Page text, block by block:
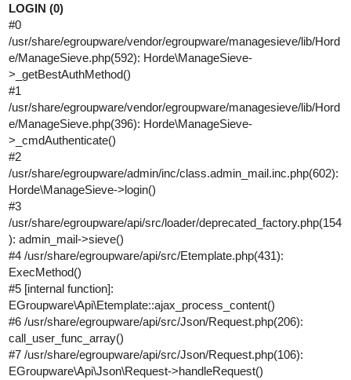
LOGIN (0)
#0
/usr/share/egroupware/vendor/egroupware/managesieve/lib/Hord
e/ManageSieve.php(592): Horde\ManageSieve-
>_getBestAuthMethod()
#1
/usr/share/egroupware/vendor/egroupware/managesieve/lib/Hord
e/ManageSieve.php(396): Horde\ManageSieve-
>_cmdAuthenticate()
#2
/usr/share/egroupware/admin/inc/class.admin_mail.inc.php(602):
Horde\ManageSieve->login()
#3
/usr/share/egroupware/api/src/loader/deprecated_factory.php(154
): admin_mail->sieve()
#4 /usr/share/egroupware/api/src/Etemplate.php(431):
ExecMethod()
#5 [internal function]:
EGroupware\Api\Etemplate::ajax_process_content()
#6 /usr/share/egroupware/api/src/Json/Request.php(206):
call_user_func_array()
#7 /usr/share/egroupware/api/src/Json/Request.php(106):
EGroupware\Api\Json\Request->handleRequest()